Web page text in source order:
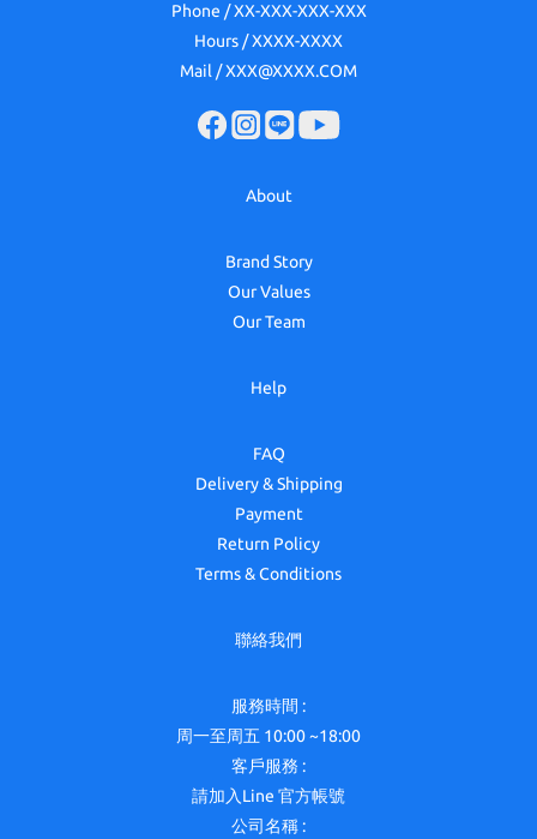
Phone / XX-XXX-XXX-XXX
Hours / XXXX-XXXX
Mail / XXX@XXXX.COM
About
Brand Story
Our Values
Our Team
Help
FAQ
Delivery & Shipping
Payment
Return Policy
Terms & Conditions
聯絡我們
服務時間 :
周一至周五 10:00 ~18:00
客戶服務 :
請加入Line 官方帳號
公司名稱 :